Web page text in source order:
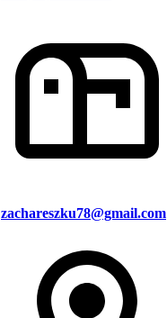
zachareszku78@gmail.com